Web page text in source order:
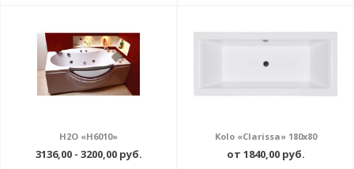
H2O «H6010»
3136,00 - 3200,00 руб.
Kolo «Clarissa» 180x80
от 1840,00 руб.